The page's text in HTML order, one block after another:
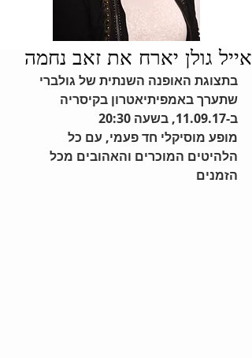
אייל גולן יארח את זאב נחמה
בתצוגת האופנה השנתית של גולברי
שתערך באמפיתיאטרון בקיסריה
ב-11.09.17, בשעה 20:30
מופע מוסיקלי חד פעמי, עם כל
הלהיטים המוכרים והאהובים מכל
הזמנים